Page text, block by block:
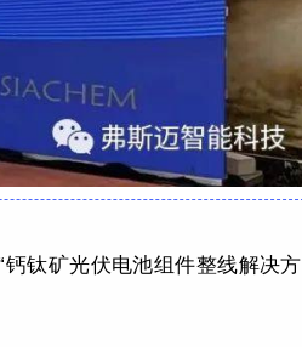
钛矿光伏电池组件整线解决方